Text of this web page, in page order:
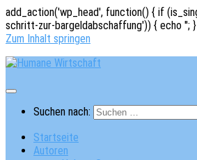
add_action('wp_head', function() { if
schritt-zur-bargeldabschaffung')) { echo '';
Zum Inhalt springen
Suchen nach:
Startseite
Autoren